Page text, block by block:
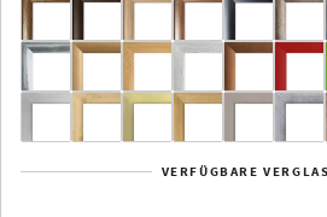
Yukon
VERFÜGBARE